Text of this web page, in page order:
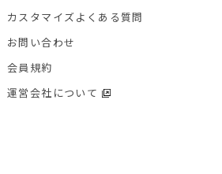
カスタマイズよくある質問
お問い合わせ
会員規約
運営会社について